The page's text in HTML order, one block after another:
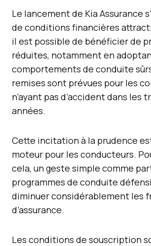
Le lancement de Kia Assurance
de conditions financières
il est possible de bénéficier de
réduites, notamment en
comportements de conduite
remises sont prévues pour les
n’ayant pas d’accident dans les
années.
Cette incitation à la prudence
moteur pour les conducteurs.
cela, un geste simple comme
programmes de conduite
diminuer considérablement les
d’assurance.
Les conditions de souscription